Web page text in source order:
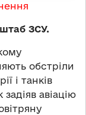
ЗСУ.
обстріли
і танків
авіацію